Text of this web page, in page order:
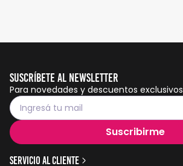
Suscríbete al Newsletter
Para novedades y descuentos exclusivos
Suscribirme
Servicio al cliente